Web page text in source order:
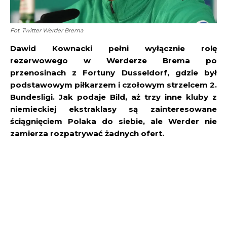
Fot. Twitter Werder Brema
Dawid Kownacki pełni wyłącznie rolę
rezerwowego w Werderze Brema po
przenosinach z Fortuny Dusseldorf, gdzie był
podstawowym piłkarzem i czołowym strzelcem 2.
Bundesligi. Jak podaje Bild, aż trzy inne kluby z
niemieckiej ekstraklasy są zainteresowane
ściągnięciem Polaka do siebie, ale Werder nie
zamierza rozpatrywać żadnych ofert.